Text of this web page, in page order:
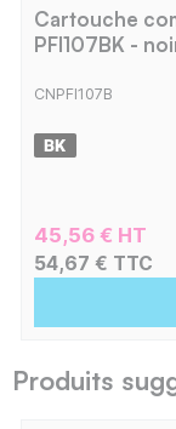
Cartouche
PFI107BK -
CNPFI107B
45,56 € HT
54,67 € TTC
Produits